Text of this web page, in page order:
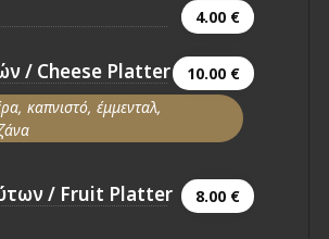
4.00 €
/ Cheese Platter
10.00 €
καπνιστό, έμμενταλ,
/ Fruit Platter 8.00 €